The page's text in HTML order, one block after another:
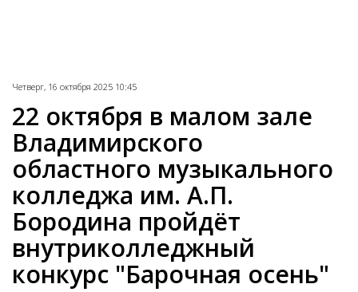
Четверг, 16 октября 2025 10:45
22 октября в малом зале
Владимирского
областного музыкального
колледжа им. А.П.
Бородина пройдёт
внутриколледжный
конкурс "Барочная осень"